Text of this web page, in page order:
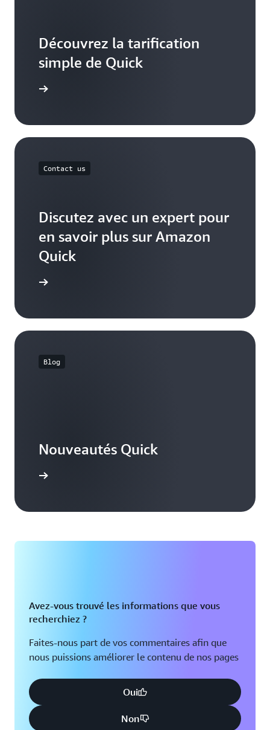
Découvrez la tarification
simple de Quick
Contact us
Discutez avec un expert pour
en savoir plus sur Amazon
Quick
Blog
Nouveautés Quick
Avez-vous trouvé les informations que vous
recherchiez ?
Faites-nous part de vos commentaires afin que
nous puissions améliorer le contenu de nos pages
Oui
Non